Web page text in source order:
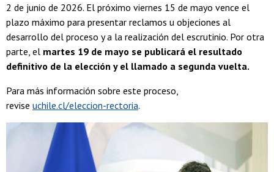
2 de junio de 2026. El próximo viernes 15 de mayo vence el
plazo máximo para presentar reclamos u objeciones al
desarrollo del proceso y a la realización del escrutinio. Por otra
parte, el martes 19 de mayo se publicará el resultado
definitivo de la elección y el llamado a segunda vuelta.
Para más información sobre este proceso,
revise uchile.cl/eleccion-rectoria.